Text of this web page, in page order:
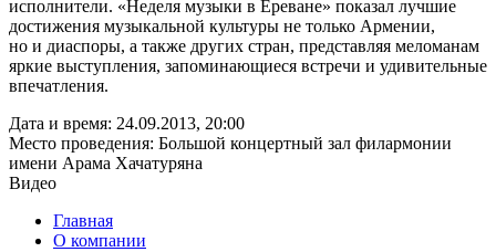
исполнители. «Неделя музыки в Ереване» показал лучшие
достижения музыкальной культуры не только Армении,
но и диаспоры, а также других стран, представляя меломанам
яркие выступления, запоминающиеся встречи и удивительные
впечатления.
Дата и время: 24.09.2013, 20:00
Место проведения: Большой концертный зал филармонии
имени Арама Хачатуряна
Видео
Главная
О компании